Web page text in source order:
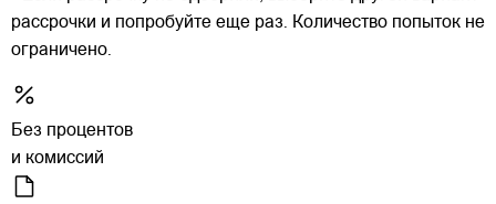
рассрочки и попробуйте еще раз. Количество попыток не
ограничено.
Без процентов
и комиссий